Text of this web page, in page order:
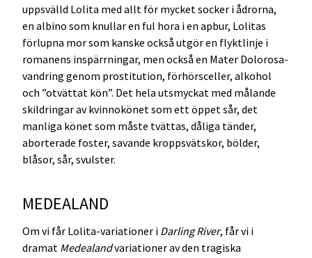
uppsvälld Lolita med allt för mycket socker i ådrorna,
en albino som knullar en ful hora i en apbur, Lolitas
förlupna mor som kanske också utgör en flyktlinje i
romanens inspärrningar, men också en Mater Dolorosa-
vandring genom prostitution, förhörsceller, alkohol
och ”otvättat kön”. Det hela utsmyckat med målande
skildringar av kvinnokönet som ett öppet sår, det
manliga könet som måste tvättas, dåliga tänder,
aborterade foster, savande kroppsvätskor, bölder,
blåsor, sår, svulster.
MEDEALAND
Om vi får Lolita-variationer i Darling River, får vi i
dramat Medealandvariationer av den tragiska